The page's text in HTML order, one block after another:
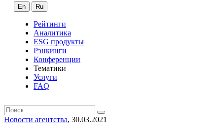
En Ru
Рейтинги
Аналитика
ESG продукты
Рэнкинги
Конференции
Тематики
Услуги
FAQ
Новости агентства, 30.03.2021